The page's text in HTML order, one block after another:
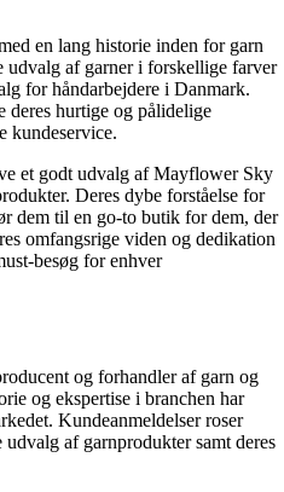
en lang historie inden for garn
udvalg af garner i forskellige farver
for håndarbejdere i Danmark.
deres hurtige og pålidelige
kundeservice.
et godt udvalg af Mayflower Sky
Deres dybe forståelse for
dem til en go-to butik for dem, der
omfangsrige viden og dedikation
besøg for enhver
og forhandler af garn og
og ekspertise i branchen har
Kundeanmeldelser roser
af garnprodukter samt deres